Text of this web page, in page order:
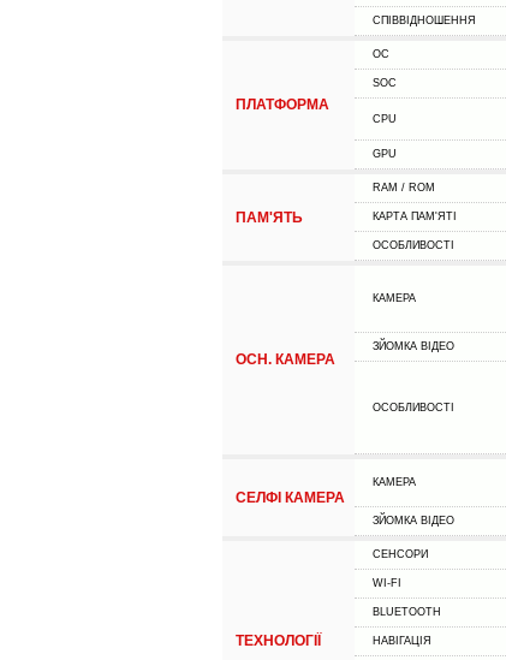
СПІВВІДНОШЕННЯ
ПЛАТФОРМА
ОС
SOC
CPU
GPU
ПАМ'ЯТЬ
RAM / ROM
КАРТА ПАМ'ЯТІ
ОСОБЛИВОСТІ
ОСН. КАМЕРА
КАМЕРА
ЗЙОМКА ВІДЕО
ОСОБЛИВОСТІ
СЕЛФІ КАМЕРА
КАМЕРА
ЗЙОМКА ВІДЕО
ТЕХНОЛОГІЇ
СЕНСОРИ
WI-FI
BLUETOOTH
НАВІГАЦІЯ